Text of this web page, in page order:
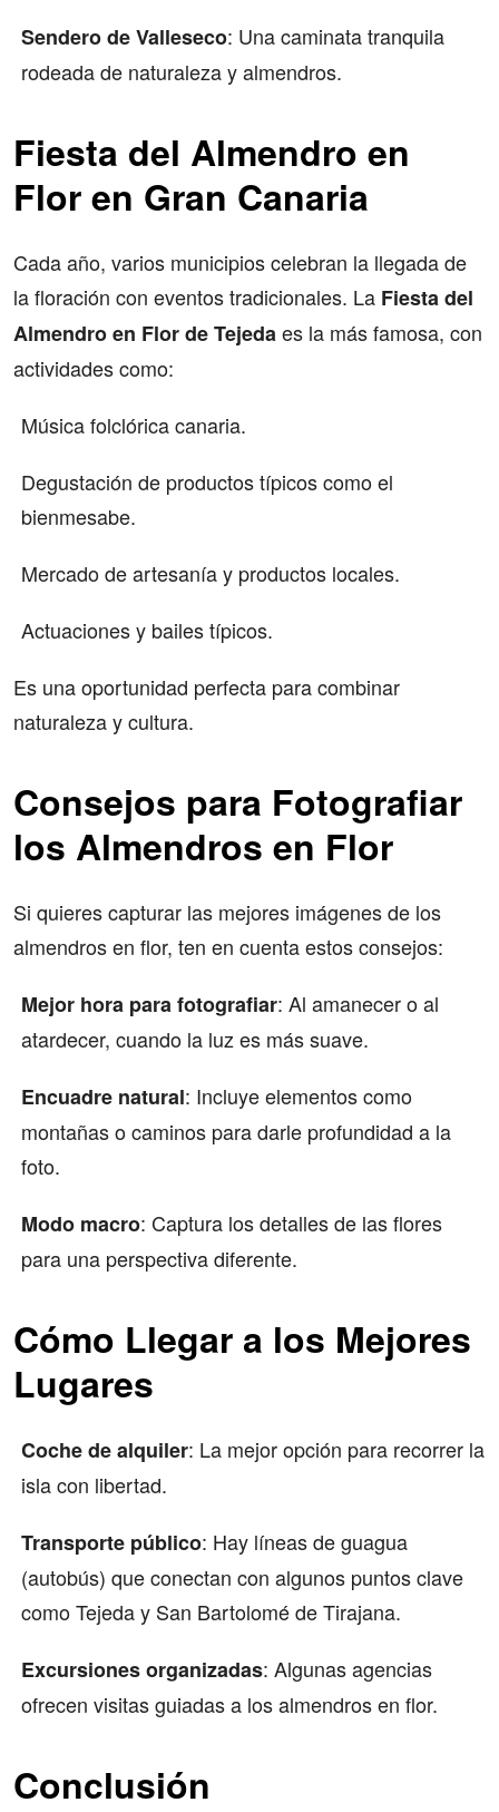
Sendero de Valleseco: Una caminata tranquila
rodeada de naturaleza y almendros.
Fiesta del Almendro en
Flor en Gran Canaria
Cada año, varios municipios celebran la llegada de
la floración con eventos tradicionales. La Fiesta del
Almendro en Flor de Tejedaes la más famosa, con
actividades como:
Música folclórica canaria.
Degustación de productos típicos como el
bienmesabe.
Mercado de artesanía y productos locales.
Actuaciones y bailes típicos.
Es una oportunidad perfecta para combinar
naturaleza y cultura.
Consejos para Fotografiar
los Almendros en Flor
Si quieres capturar las mejores imágenes de los
almendros en flor, ten en cuenta estos consejos:
Mejor hora para fotografiar: Al amanecer o al
atardecer, cuando la luz es más suave.
Encuadre natural: Incluye elementos como
montañas o caminos para darle profundidad a la
foto.
Modo macro: Captura los detalles de las flores
para una perspectiva diferente.
Cómo Llegar a los Mejores
Lugares
Coche de alquiler: La mejor opción para recorrer la
isla con libertad.
Transporte público: Hay líneas de guagua
(autobús) que conectan con algunos puntos clave
como Tejeda y San Bartolomé de Tirajana.
Excursiones organizadas: Algunas agencias
ofrecen visitas guiadas a los almendros en flor.
Conclusión